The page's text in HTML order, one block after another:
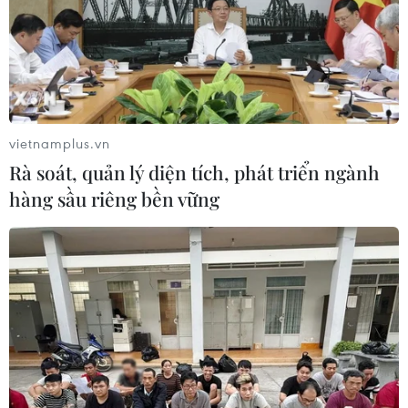
10/08/2026 11:11
Chuyên gia đề xuất mô hình ba lớp
phát triển ngành bán dẫn Việt Nam
10/08/2026 10:56
Tìm thấy cụ bà 89 tuổi tử vong sau 10
ngày mất tích
10/08/2026 10:48
Thành phố Hồ Chí Minh gấp rút thu
hồi 22.000m2 đất, gỡ vướng hai dự
vietnamplus.vn
Rà soát, quản lý diện tích, phát triển ngành
hàng sầu riêng bền vững